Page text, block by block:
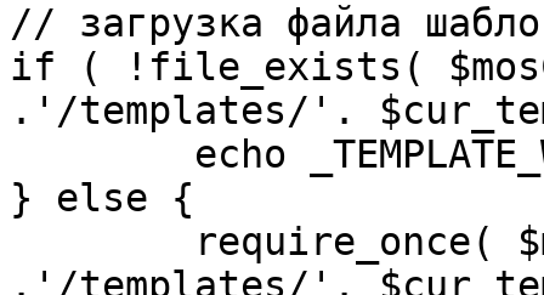
// загрузка файла
if ( !file_exists(
.'/templates/'.
} else {
.'/templates/'.